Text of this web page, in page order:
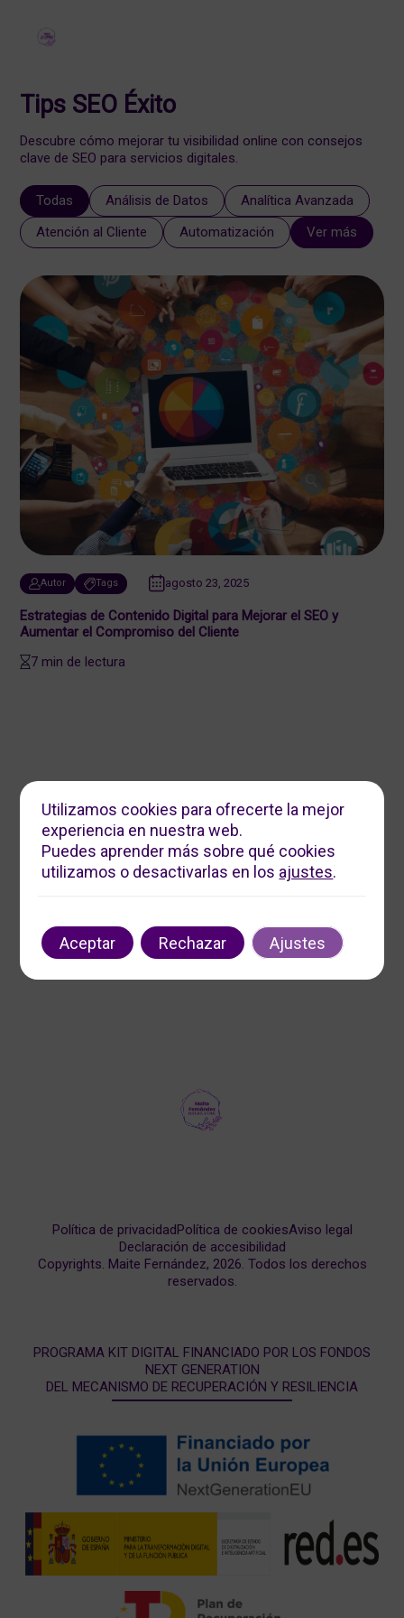
Tips SEO Éxito
Descubre cómo mejorar tu visibilidad online con consejos
clave de SEO para servicios digitales.
Todas Análisis de Datos
Analítica Avanzada
Atención al Cliente
Automatización Ver más
Autor Tags agosto 23, 2025
Estrategias de Contenido Digital para Mejorar el SEO y
Aumentar el Compromiso del Cliente
7 min de lectura
Servicios Digitales Maite
Ofrecemos soluciones digitales personalizadas para
impulsar tu negocio. Contáctanos para optimizar tu
Contacto
Copyrights. Maite Fernández, 2026. Todos los derechos
reservados.
Política de privacidadPolítica de cookiesAviso legal
Declaración de accesibilidad
PROGRAMA KIT DIGITAL FINANCIADO POR LOS FONDOS
NEXT GENERATION
DEL MECANISMO DE RECUPERACIÓN Y RESILIENCIA
Utilizamos cookies para ofrecerte la mejor
experiencia en nuestra web.
Puedes aprender más sobre qué cookies
utilizamos o desactivarlas en los ajustes.
Aceptar Rechazar Ajustes